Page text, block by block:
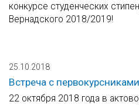
конкурсе студенческих
Вернадского 2018/2019!
25.10.2018
Встреча с первокурсниками
22 октября 2018 года в